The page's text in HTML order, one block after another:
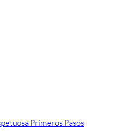
Primeros Pasos